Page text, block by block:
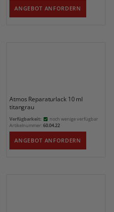
ANGEBOT ANFORDERN
Atmos Reparaturlack 10 ml
titangrau
Verfügbarkeit:
noch wenige verfügbar
Artikelnummer:60.04.22
ANGEBOT ANFORDERN